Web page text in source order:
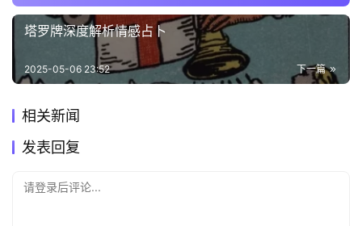
塔罗牌深度解析情感占卜
下一篇
2025-05-06 23:52
相关新闻
发表回复
请登录后评论...